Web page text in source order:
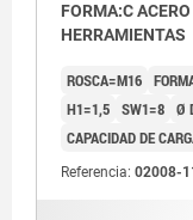
FORMA:C
HERRAMIENTAS
ROSCA=M16
H1=1,5 SW1=8 Ø
CAPACIDAD DE
Referencia: 02008-